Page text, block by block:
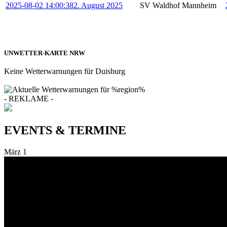
2025-08-02 14:00:382. August 2025 SV Waldhof Mannheim
UNWETTER-KARTE NRW
Keine Wetterwarnungen für Duisburg
- REKLAME -
EVENTS & TERMINE
März 1